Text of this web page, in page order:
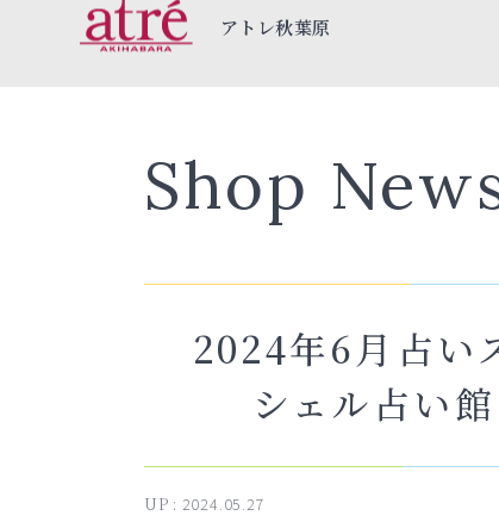
アトレ秋葉原
Shop
2024年6月占い
シェル占い
UP : 2024.05.27